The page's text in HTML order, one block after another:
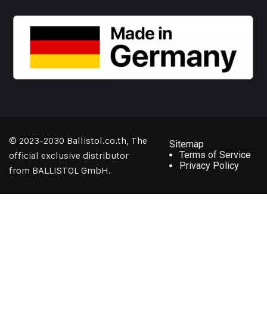
© 2023-2030 Ballistol.co.th, The
official exclusive distributor
from BALLISTOL GmbH.
Sitemap
Terms of Service
Privacy Policy